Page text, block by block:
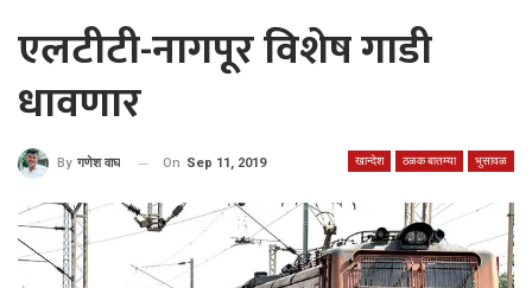
एलटीटी-नागपूर विशेष गाडी
धावणार
खान्देश ठळक बातम्या भुसावळ
By गणेश वाघ On Sep 11, 2019